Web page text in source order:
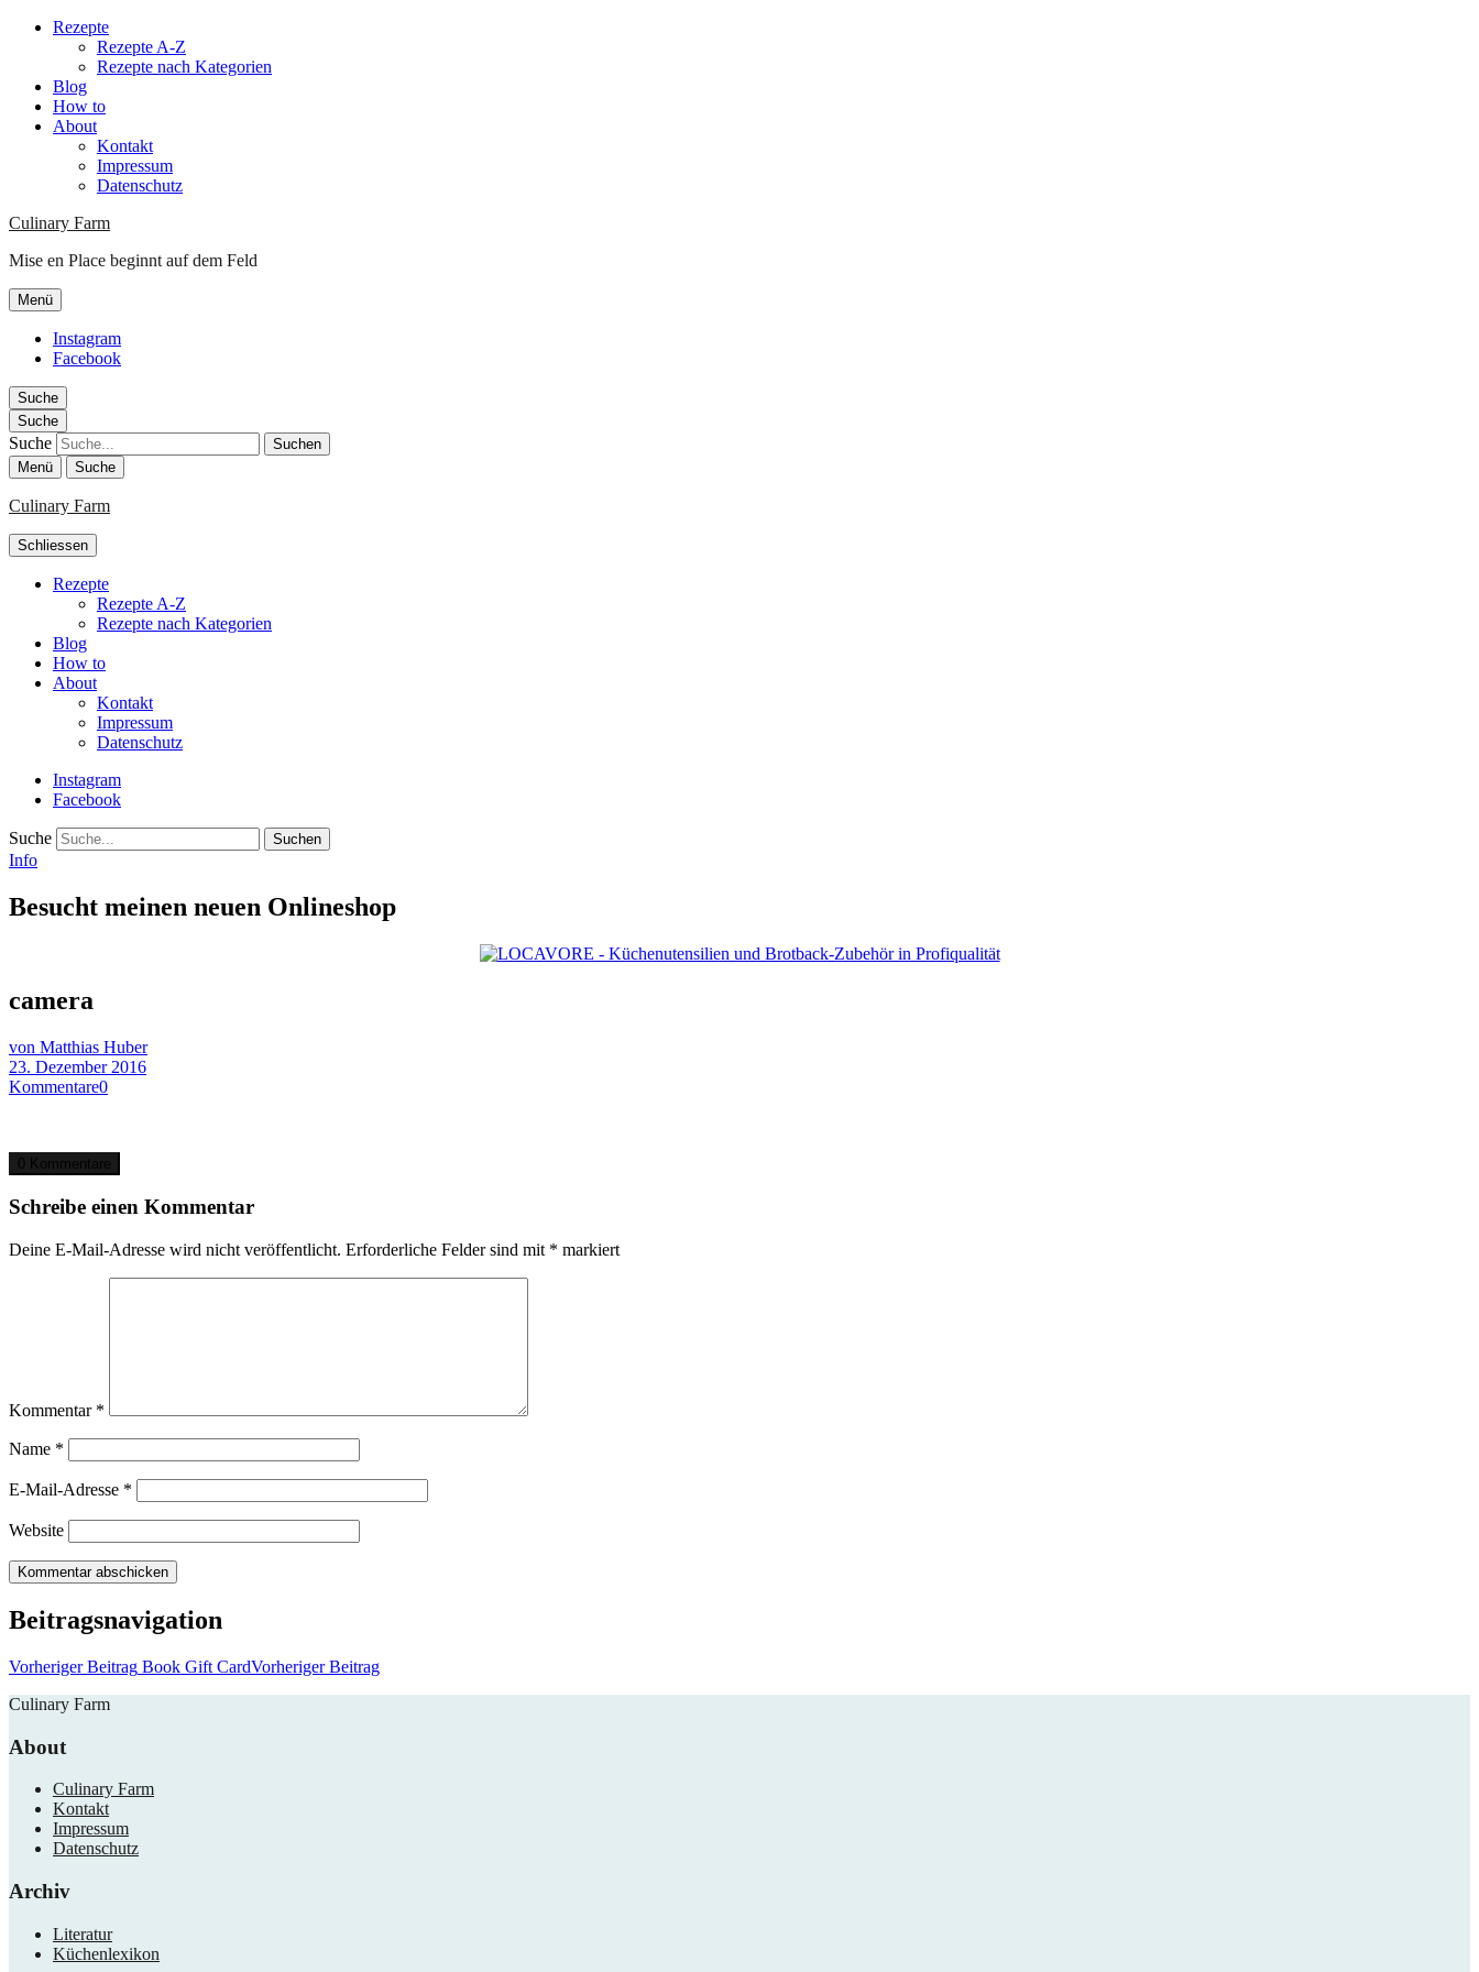
Rezepte
Rezepte A-Z
Rezepte nach Kategorien
Blog
How to
About
Kontakt
Impressum
Datenschutz
Culinary Farm
Mise en Place beginnt auf dem Feld
Menü
Instagram
Facebook
Suche
Suche
Suche
Menü Suche
Culinary Farm
Schliessen
Rezepte
Rezepte A-Z
Rezepte nach Kategorien
Blog
How to
About
Kontakt
Impressum
Datenschutz
Instagram
Facebook
Suche
Info
Besucht meinen neuen Onlineshop
camera
von Matthias Huber
23. Dezember 2016
Kommentare0
0 Kommentare
Schreibe einen Kommentar
Deine E-Mail-Adresse wird nicht veröffentlicht. Erforderliche Felder sind mit * markiert
Kommentar *
Name *
E-Mail-Adresse *
Website
Beitragsnavigation
Vorheriger Beitrag Book Gift CardVorheriger Beitrag
Culinary Farm
About
Culinary Farm
Kontakt
Impressum
Datenschutz
Archiv
Literatur
Küchenlexikon